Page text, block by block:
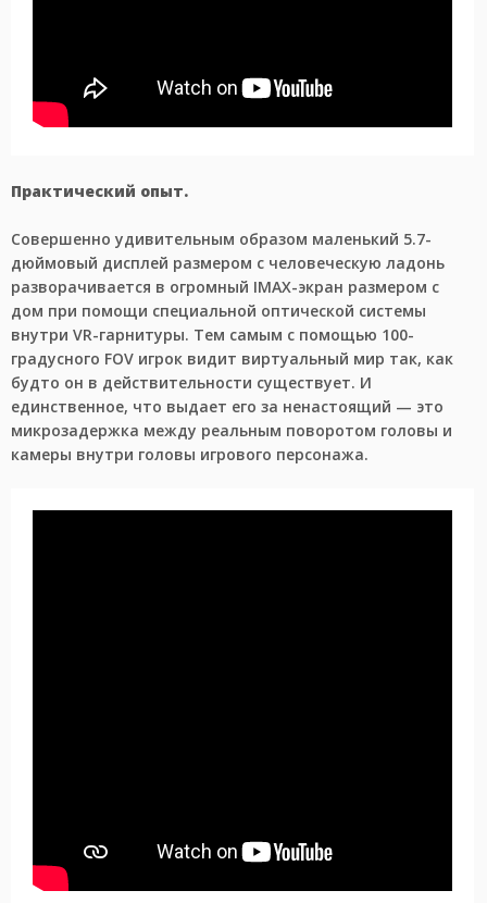
Практический опыт.
Совершенно удивительным образом маленький 5.7-
дюймовый дисплей размером с человеческую ладонь
разворачивается в огромный IMAX-экран размером с
дом при помощи специальной оптической системы
внутри VR-гарнитуры. Тем самым с помощью 100-
градусного FOV игрок видит виртуальный мир так, как
будто он в действительности существует. И
единственное, что выдает его за ненастоящий — это
микрозадержка между реальным поворотом головы и
камеры внутри головы игрового персонажа.